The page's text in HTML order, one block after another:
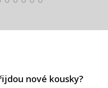
nové kousky?